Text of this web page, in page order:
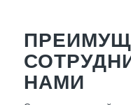
НАМИ